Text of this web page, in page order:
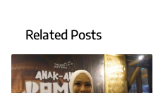
Related Posts